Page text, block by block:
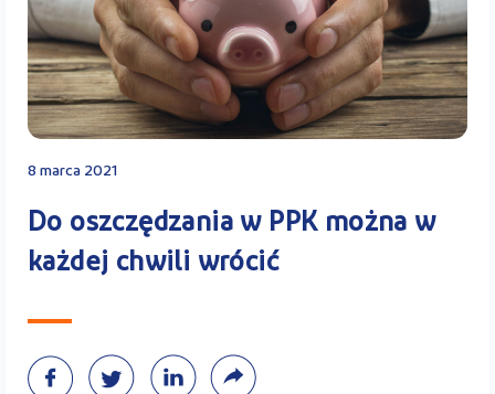
Kontakt
8 marca 2021
Do oszczędzania w PPK można w
każdej chwili wrócić